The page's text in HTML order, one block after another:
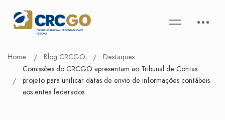
Home Blog CRCGO
Destaques
Comissões do CRCGO apresentam ao Tribunal de Contas
projeto para unificar datas de envio de informações contábeis
aos entes federados